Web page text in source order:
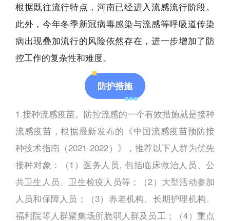
根据既往流行特点，河南已经进入流感流行阶段。
此外，今年冬季新冠病毒感染与流感等呼吸道传染
病出现叠加流行的风险依然存在，进一步增加了防
控工作的复杂性和难度。
防护措施
1.接种流感疫苗。防控流感的一个有效措施就是接种
流感疫苗，根据最新发布的《中国流感疫苗预防接
种技术指南（2021-2022）》，推荐以下人群为优先
接种对象：（1）医务人员, 包括临床救治人员、公
共卫生人员、卫生检疫人员等；（2）大型活动参加
人员和保障人员；（3）养老机构、长期护理机构、
福利院等人群聚集场所脆弱人群及员工；（4）重点